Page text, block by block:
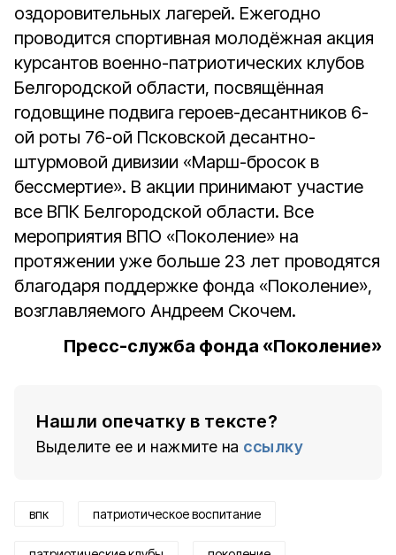
оздоровительных лагерей. Ежегодно
проводится спортивная молодёжная акция
курсантов военно-патриотических клубов
Белгородской области, посвящённая
годовщине подвига героев-десантников 6-
ой роты 76-ой Псковской десантно-
штурмовой дивизии «Марш-бросок в
бессмертие». В акции принимают участие
все ВПК Белгородской области. Все
мероприятия ВПО «Поколение» на
протяжении уже больше 23 лет проводятся
благодаря поддержке фонда «Поколение»,
возглавляемого Андреем Скочем.
Пресс-служба фонда «Поколение»
Нашли опечатку в тексте?
Выделите ее и нажмите на ссылку
впк патриотическое воспитание